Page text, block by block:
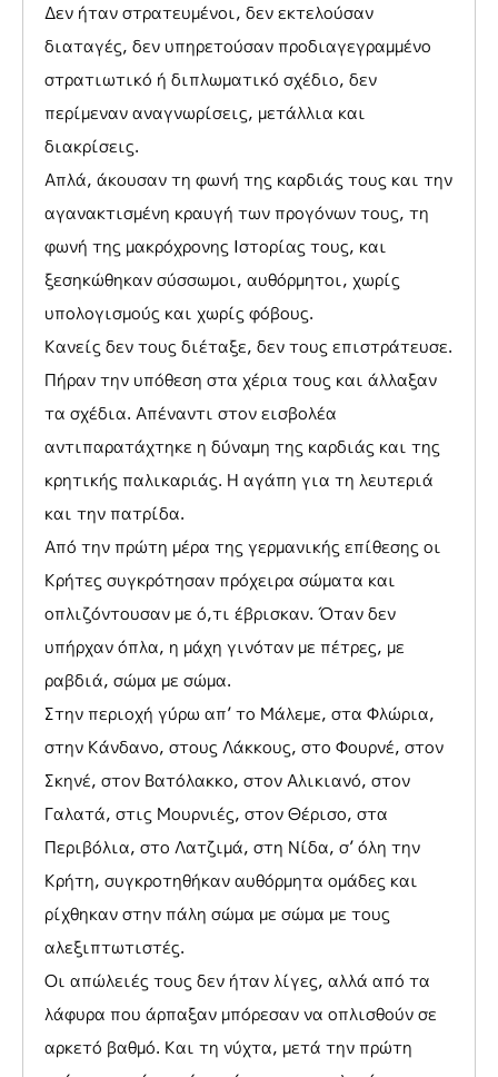
Δεν ήταν στρατευμένοι, δεν εκτελούσαν
διαταγές, δεν υπηρετούσαν προδιαγεγραμμένο
στρατιωτικό ή διπλωματικό σχέδιο, δεν
περίμεναν αναγνωρίσεις, μετάλλια και
διακρίσεις.
Απλά, άκουσαν τη φωνή της καρδιάς τους και την
αγανακτισμένη κραυγή των προγόνων τους, τη
φωνή της μακρόχρονης Ιστορίας τους, και
ξεσηκώθηκαν σύσσωμοι, αυθόρμητοι, χωρίς
υπολογισμούς και χωρίς φόβους.
Κανείς δεν τους διέταξε, δεν τους επιστράτευσε.
Πήραν την υπόθεση στα χέρια τους και άλλαξαν
τα σχέδια. Απέναντι στον εισβολέα
αντιπαρατάχτηκε η δύναμη της καρδιάς και της
κρητικής παλικαριάς. Η αγάπη για τη λευτεριά
και την πατρίδα.
Από την πρώτη μέρα της γερμανικής επίθεσης οι
Κρήτες συγκρότησαν πρόχειρα σώματα και
οπλιζόντουσαν με ό,τι έβρισκαν. Όταν δεν
υπήρχαν όπλα, η μάχη γινόταν με πέτρες, με
ραβδιά, σώμα με σώμα.
Στην περιοχή γύρω απ’ το Μάλεμε, στα Φλώρια,
στην Κάνδανο, στους Λάκκους, στο Φουρνέ, στον
Σκηνέ, στον Βατόλακκο, στον Αλικιανό, στον
Γαλατά, στις Μουρνιές, στον Θέρισο, στα
Περιβόλια, στο Λατζιμά, στη Νίδα, σ’ όλη την
Κρήτη, συγκροτηθήκαν αυθόρμητα ομάδες και
ρίχθηκαν στην πάλη σώμα με σώμα με τους
αλεξιπτωτιστές.
Οι απώλειές τους δεν ήταν λίγες, αλλά από τα
λάφυρα που άρπαξαν μπόρεσαν να οπλισθούν σε
αρκετό βαθμό. Και τη νύχτα, μετά την πρώτη